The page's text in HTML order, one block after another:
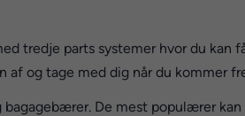
tredje parts systemer hvor du kan
af og tage med dig når du kommer
De mest populærer kan